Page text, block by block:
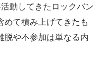
動してきたロックバン
めて積み上げてきたも
脱や不参加は単なる内